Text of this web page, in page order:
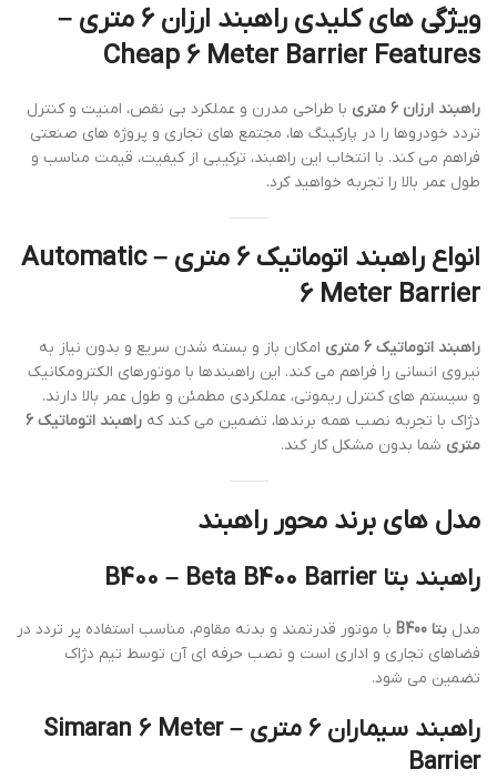
ویژگی های کلیدی راهبند ارزان 6 متری –
Cheap 6 Meter Barrier Features
راهبند ارزان 6 متری
با طراحی مدرن و عملکرد بی نقص، امنیت و کنترل
تردد خودروها را در پارکینگ ها، مجتمع های تجاری و پروژه های صنعتی
فراهم می کند. با انتخاب این راهبند، ترکیبی از کیفیت، قیمت مناسب و
طول عمر بالا را تجربه خواهید کرد.
انواع راهبند اتوماتیک 6 متری – Automatic
6 Meter Barrier
راهبند اتوماتیک 6 متری
امکان باز و بسته شدن سریع و بدون نیاز به
نیروی انسانی را فراهم می کند. این راهبندها با موتورهای الکترومکانیک
و سیستم های کنترل ریموتی، عملکردی مطمئن و طول عمر بالا دارند.
دژاک با تجربه نصب همه برندها، تضمین می کند که
راهبند اتوماتیک 6
متری شما بدون مشکل کار کند.
مدل های برند محور راهبند
راهبند بتا B400 – Beta B400 Barrier
مدل بتا B400
با موتور قدرتمند و بدنه مقاوم، مناسب استفاده پر تردد در
فضاهای تجاری و اداری است و نصب حرفه ای آن توسط تیم دژاک
تضمین می شود.
راهبند سیماران 6 متری – Simaran 6 Meter
Barrier